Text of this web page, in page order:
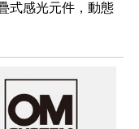
式感光元件，動態